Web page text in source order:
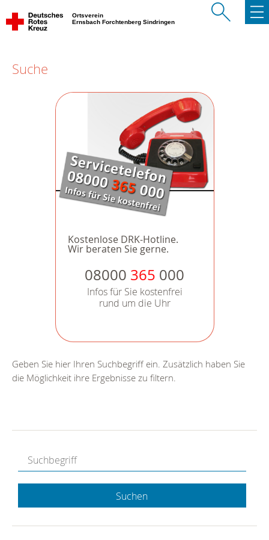
Ortsverein
Ernsbach Forchtenberg Sindringen
Suche
Kostenlose DRK-Hotline.
Wir beraten Sie gerne.
08000 365 000
Infos für Sie kostenfrei
rund um die Uhr
Geben Sie hier Ihren Suchbegriff ein. Zusätzlich haben Sie
die Möglichkeit ihre Ergebnisse zu filtern.
Suchen